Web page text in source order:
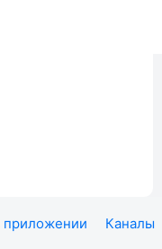
приложении Каналы